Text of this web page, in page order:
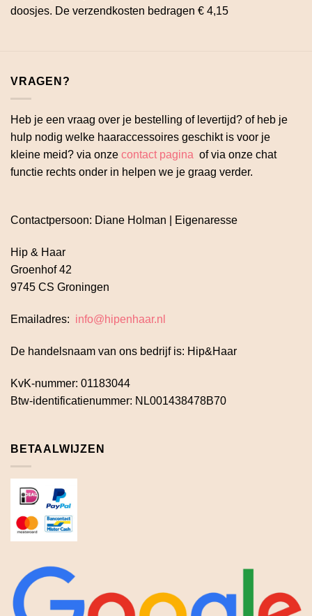
doosjes. De verzendkosten bedragen € 4,15
VRAGEN?
Heb je een vraag over je bestelling of levertijd? of heb je
hulp nodig welke haaraccessoires geschikt is voor je
kleine meid? via onze contact pagina of via onze chat
functie rechts onder in helpen we je graag verder.
Contactpersoon: Diane Holman | Eigenaresse
Hip & Haar
Groenhof 42
9745 CS Groningen
Emailadres: info@hipenhaar.nl
De handelsnaam van ons bedrijf is: Hip&Haar
KvK-nummer: 01183044
Btw-identificatienummer: NL001438478B70
BETAALWIJZEN